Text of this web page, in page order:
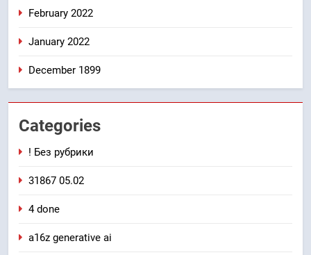
February 2022
January 2022
December 1899
Categories
! Без рубрики
31867 05.02
4 done
a16z generative ai